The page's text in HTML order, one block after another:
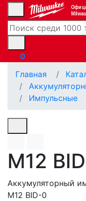
0
Главная
Импульсные
M12
Аккумуляторный
M12 BID-0